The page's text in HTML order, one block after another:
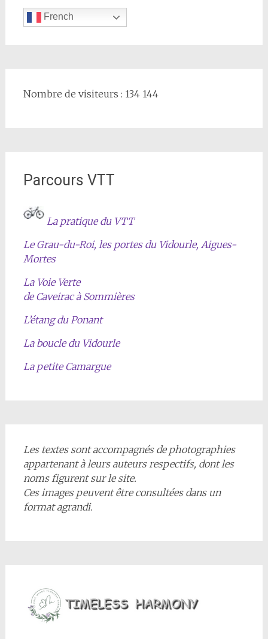
French
Nombre de visiteurs : 134 144
Parcours VTT
La pratique du VTT
Le Grau-du-Roi, les portes du Vidourle, Aigues-
Mortes
La Voie Verte
de Caveirac à Sommières
L’étang du Ponant
La boucle du Vidourle
La petite Camargue
Les textes sont accompagnés de photographies
appartenant à leurs auteurs respectifs, dont les
noms figurent sur le site.
Ces images peuvent être consultées dans un
format agrandi.